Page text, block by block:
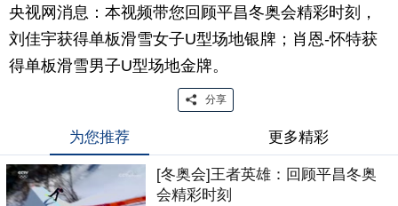
央视网消息：本视频带您回顾平昌冬奥会精彩时刻，
刘佳宇获得单板滑雪女子U型场地银牌；肖恩-怀特获
得单板滑雪男子U型场地金牌。
分享
为您推荐 更多精彩
[冬奥会]王者英雄：回顾平昌冬奥
会精彩时刻